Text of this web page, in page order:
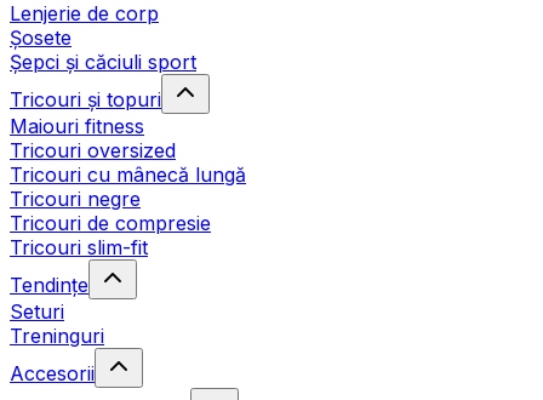
Lenjerie de corp
Șosete
Șepci și căciuli sport
Tricouri și topuri
Maiouri fitness
Tricouri oversized
Tricouri cu mânecă lungă
Tricouri negre
Tricouri de compresie
Tricouri slim-fit
Tendințe
Seturi
Treninguri
Accesorii